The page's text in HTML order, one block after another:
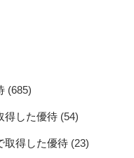
(685)
得した優待 (54)
取得した優待 (23)